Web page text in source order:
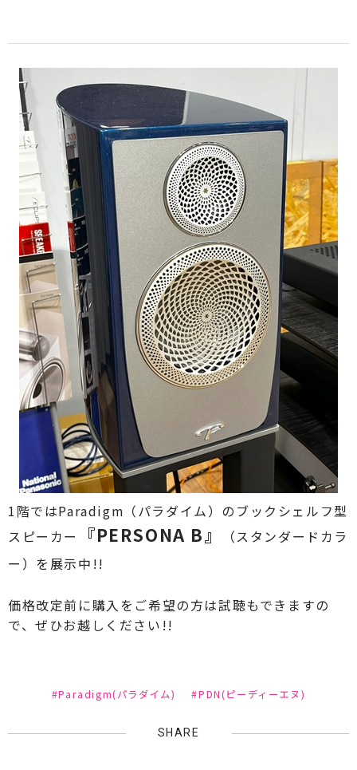
1階ではParadigm（パラダイム） のブックシェルフ型
スピーカー
『PERSONA B』
（スタンダードカラ
ー） を展示中!!
価格改定前に購入をご希望の方は試聴もできますの
で、ぜひお越しください!!
#Paradigm(パラダイム) #PDN(ピーディーエヌ)
SHARE